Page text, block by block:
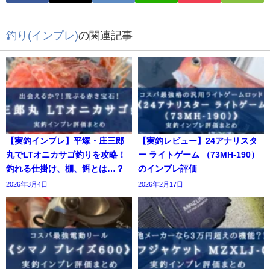
釣り(インプレ)の関連記事
【実釣インプレ】平塚・庄三郎
丸でLTオニカサゴ釣りを攻略！
釣れる仕掛け、棚、餌とは…？
2026年3月4日
【実釣レビュー】24アナリスタ
ー ライトゲーム （73MH-190）
のインプレ評価
2026年2月17日